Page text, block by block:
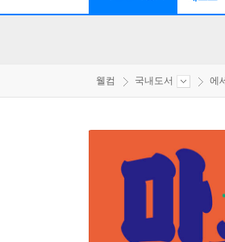
웰컴 국내도서 에